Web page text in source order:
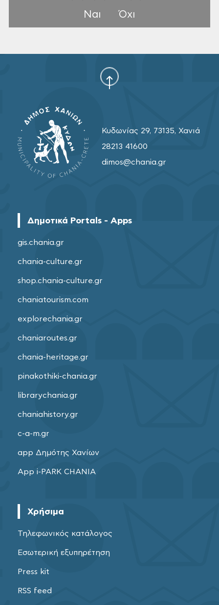
Ναι
Όχι
Κυδωνίας 29, 73135, Χανιά
28213 41600
dimos@chania.gr
Δημοτικά Portals - Apps
gis.chania.gr
chania-culture.gr
shop.chania-culture.gr
chaniatourism.com
explorechania.gr
chaniaroutes.gr
chania-heritage.gr
pinakothiki-chania.gr
librarychania.gr
chaniahistory.gr
c-a-m.gr
app Δημότης Χανίων
App i-PARK CHANIA
Χρήσιμα
Τηλεφωνικός κατάλογος
Εσωτερική εξυπηρέτηση
Press kit
RSS feed